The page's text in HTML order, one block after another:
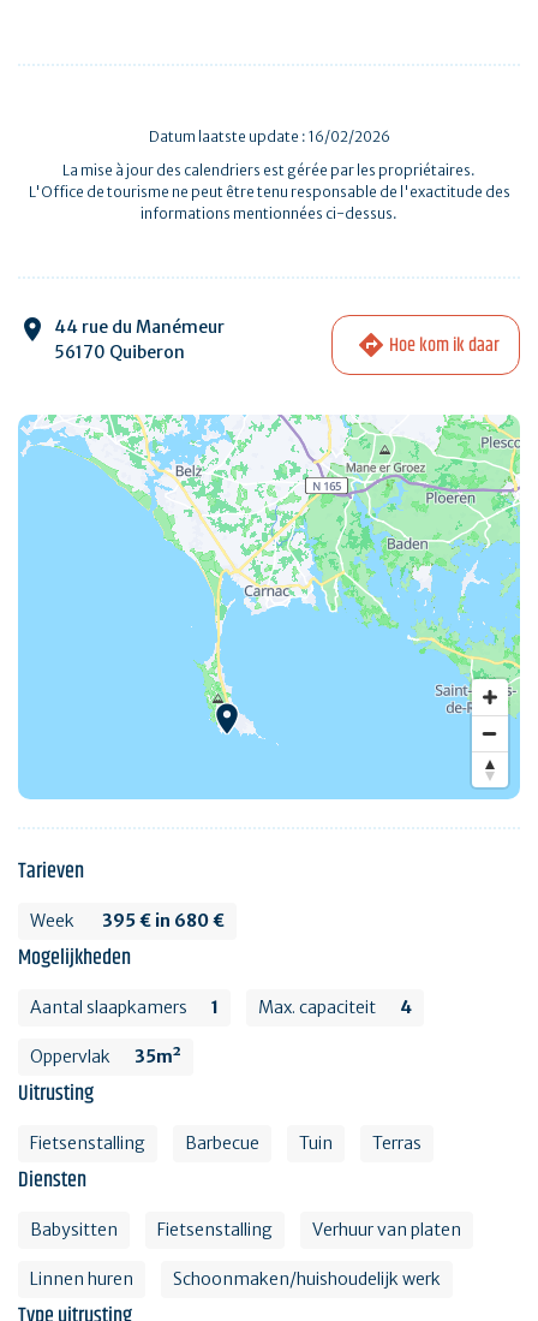
Datum laatste update : 16/02/2026
La mise à jour des calendriers est gérée par les propriétaires.
L'Office de tourisme ne peut être tenu responsable de l'exactitude des
informations mentionnées ci-dessus.
44 rue du Manémeur
56170 Quiberon
Hoe kom ik daar
Tarieven
Week 395 € in 680 €
Mogelijkheden
Aantal slaapkamers 1 Max. capaciteit 4
Oppervlak 35m²
Uitrusting
Fietsenstalling Barbecue Tuin Terras
Diensten
Babysitten Fietsenstalling Verhuur van platen
Linnen huren Schoonmaken/huishoudelijk werk